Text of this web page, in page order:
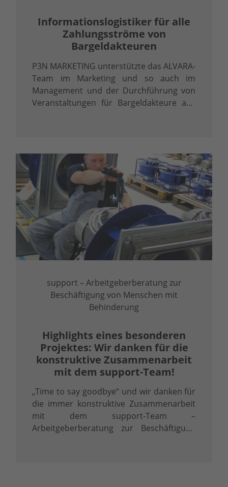
Informations­logistiker für alle
Zahlungsströme von
Bargeldakteuren
P3N MARKETING unterstützte das ALVARA-
Team im Marketing und so auch im
Management und der Durchführung von
Veranstaltungen für Bargeldakteure aus
Europa.
support – Arbeitgeberberatung zur
Beschäftigung von Menschen mit
Behinderung
Highlights eines besonderen
Projektes: Wir danken für die
konstruktive Zusammenarbeit
mit dem support-Team!
„Time to say goodbye“ und wir danken für
die immer konstruktive Zusammenarbeit
mit dem support-Team –
Arbeitgeberberatung zur Beschäftigung